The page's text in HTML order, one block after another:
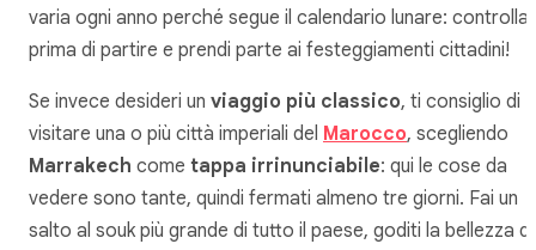
varia ogni anno perché segue il calendario lunare: controlla
prima di partire e prendi parte ai festeggiamenti cittadini!
Se invece desideri un viaggio più classico, ti consiglio di
visitare una o più città imperiali del Marocco, scegliendo
Marrakech come tappa irrinunciabile: qui le cose da
vedere sono tante, quindi fermati almeno tre giorni. Fai un
salto al souk più grande di tutto il paese, goditi la bellezza